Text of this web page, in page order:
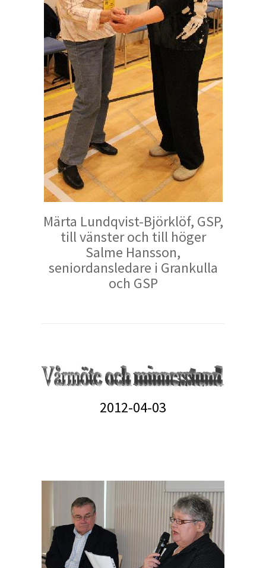
Märta Lundqvist-Björklöf, GSP,
till vänster och till höger
Salme Hansson,
seniordansledare i Grankulla
och GSP
2012-04-03